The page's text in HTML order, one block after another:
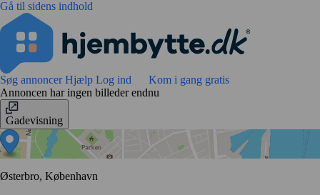
Gå til sidens indhold
Søg annoncerHjælp Log ind
Kom i gang gratis
Annoncen har ingen billeder endnu
Gadevisning
Østerbro, København